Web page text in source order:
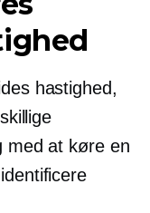
hastighed,
at køre en